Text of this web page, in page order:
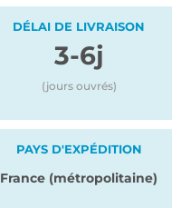
DÉLAI DE LIVRAISON
3-6j
(jours ouvrés)
PAYS D'EXPÉDITION
France (métropolitaine)